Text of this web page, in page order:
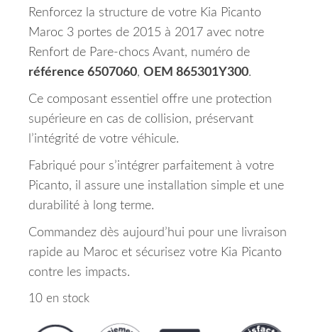
Renforcez la structure de votre Kia Picanto
Maroc 3 portes de 2015 à 2017 avec notre
Renfort de Pare-chocs Avant, numéro de
référence 6507060, OEM 865301Y300.
Ce composant essentiel offre une protection
supérieure en cas de collision, préservant
l’intégrité de votre véhicule.
Fabriqué pour s’intégrer parfaitement à votre
Picanto, il assure une installation simple et une
durabilité à long terme.
Commandez dès aujourd’hui pour une livraison
rapide au Maroc et sécurisez votre Kia Picanto
contre les impacts.
10 en stock